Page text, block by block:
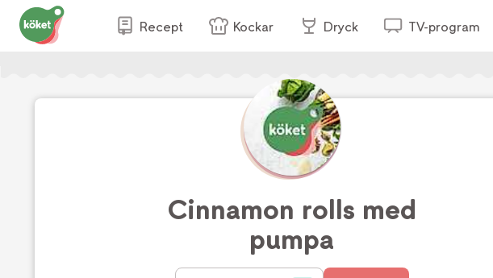
Recept Kockar Dryck TV-program
Cinnamon rolls med
pumpa